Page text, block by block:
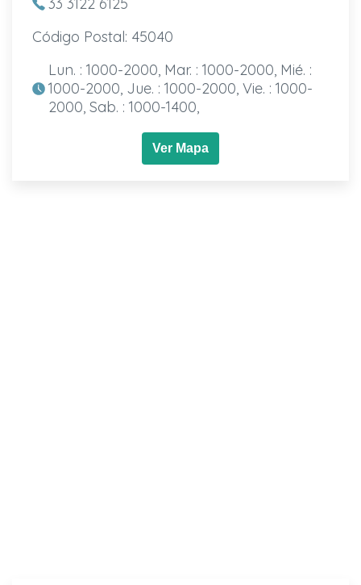
Código Postal: 45040
Lun. : 1000-2000, Mar. : 1000-2000, Mié. :
1000-2000, Jue. : 1000-2000, Vie. : 1000-
2000, Sab. : 1000-1400,
Ver Mapa